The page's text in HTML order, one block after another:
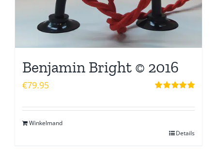
Benjamin Bright © 2016
€79.95
Winkelmand
Details